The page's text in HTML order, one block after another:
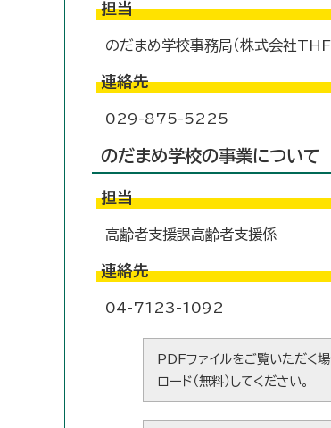
担当
のだまめ学校事務局（株式会社THF
連絡先
029-875-5225
のだまめ学校の事業について
担当
高齢者支援課高齢者支援係
連絡先
04-7123-1092
PDFファイルをご覧いただく
ロード（無料）してください。